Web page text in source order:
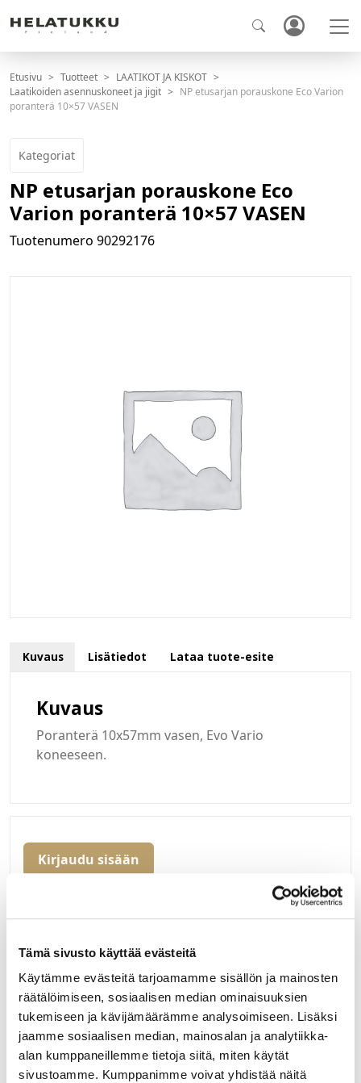
Tämä sivusto käyttää evästeitä
Käytämme evästeitä tarjoamamme sisällön ja mainosten
räätälöimiseen, sosiaalisen median ominaisuuksien
tukemiseen ja kävijämäärämme analysoimiseen. Lisäksi
jaamme sosiaalisen median, mainosalan ja analytiikka-
alan kumppaneillemme tietoja siitä, miten käytät
sivustoamme. Kumppanimme voivat yhdistää näitä
Etusivu Tuotteet
LAATIKOT JA KISKOT
Laatikoiden asennuskoneet ja jigit
NP etusarjan porauskone Eco Varion
poranterä 10×57 VASEN
Kategoriat
NP etusarjan porauskone Eco
Varion poranterä 10×57 VASEN
Tuotenumero 90292176
Kuvaus Lisätiedot Lataa tuote-esite
Kuvaus
Poranterä 10x57mm vasen, Evo Vario
koneeseen.
Kirjaudu sisään
verkkokauppaamme, niin olkaa yhteydessä
Määrä pakkauksessa:
Yksikkö:
kpl